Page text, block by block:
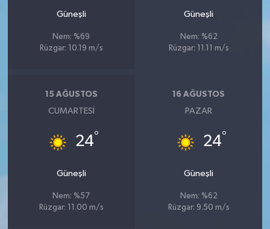
Güneşli
Nem: %69
Rüzgar: 10.19 m/s
Güneşli
Nem: %62
Rüzgar: 11.11 m/s
15 AĞUSTOS
CUMARTESI
24°
Güneşli
Nem: %57
Rüzgar: 11.00 m/s
16 AĞUSTOS
PAZAR
24°
Güneşli
Nem: %62
Rüzgar: 9.50 m/s